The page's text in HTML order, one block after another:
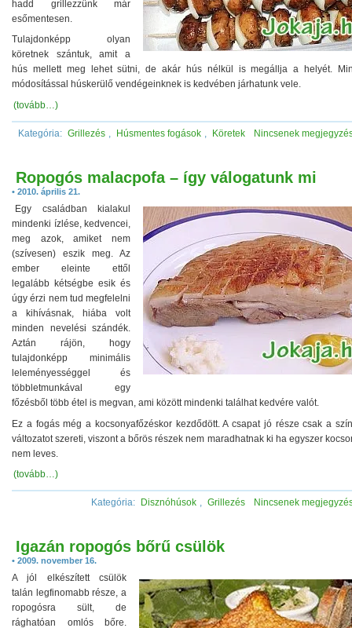
hadd grillezzünk már
esőmentesen.
Tulajdonképp olyan
köretnek szántuk, amit a
hús mellett meg lehet sütni, de akár hús nélkül is megállja a helyét.
módosítással húskerülő vendégeinknek is kedvében járhatunk vele.
(tovább…)
Kategória: Grillezés Húsmentes fogások Köretek Nincsenek
Ropogós malacpofa – így válogatunk mi
• 2010. április 21.
Egy családban kialakul
mindenki ízlése, kedvencei,
meg azok, amiket nem
(szívesen) eszik meg. Az
ember eleinte ettől
legalább kétségbe esik és
úgy érzi nem tud megfelelni
a kihívásnak, hiába volt
minden nevelési szándék.
Aztán rájön, hogy
tulajdonképp minimális
leleményességgel és
többletmunkával egy
főzésből több étel is megvan, ami között mindenki találhat kedvére valót.
Ez a fogás még a kocsonyafőzéskor kezdődött. A csapat jó része csak a
változatot szereti, viszont a bőrös részek nem maradhatnak ki ha egyszer
nem leves.
(tovább…)
Kategória: Disznóhúsok , Grillezés Nincsenek
Igazán ropogós bőrű csülök
• 2009. november 16.
A jól elkészített csülök
talán legfinomabb része, a
ropogósra sült, de
rághatóan omlós bőre.